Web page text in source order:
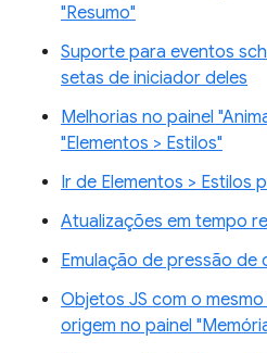
"Resumo"
Suporte para eventos
setas de iniciador deles
Melhorias no painel
"Elementos > Estilos"
Ir de Elementos > Estilos
Atualizações em tempo
Emulação de pressão
Objetos JS com o
origem no painel